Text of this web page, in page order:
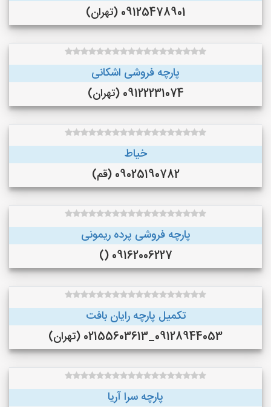
09125478901 (تهران)
پارچه فروشی اشکانی
09122231074 (تهران)
خیاط
09025190782 (قم)
پارچه فروشی پرده ریمونی
09162006227 ()
تکمیل پارچه رایان بافت
09128944053_02155603613 (تهران)
پارچه سرا آریا